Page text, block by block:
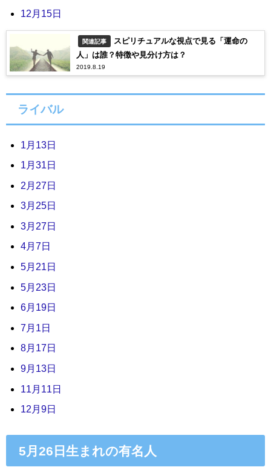
12月15日
関連記事
スピリチュアルな視点で見る「運命の
人」は誰？特徴や見分け方は？
2019.8.19
ライバル
1月13日
1月31日
2月27日
3月25日
3月27日
4月7日
5月21日
5月23日
6月19日
7月1日
8月17日
9月13日
11月11日
12月9日
5月26日生まれの有名人